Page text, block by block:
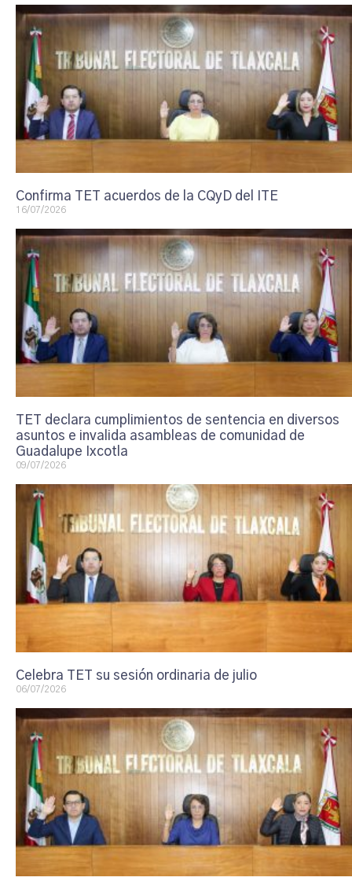
Confirma TET acuerdos de la CQyD del ITE
16/07/2026
TET declara cumplimientos de sentencia en diversos
asuntos e invalida asambleas de comunidad de
Guadalupe Ixcotla
09/07/2026
Celebra TET su sesión ordinaria de julio
06/07/2026